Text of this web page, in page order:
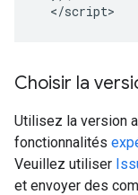
</script>
Choisir la
Utilisez la version
fonctionnalités
Veuillez utiliser
et envoyer des